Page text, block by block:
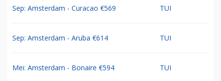
Sep: Amsterdam - Curacao €569 TUI
Sep: Amsterdam - Aruba €614 TUI
Mei: Amsterdam - Bonaire €594 TUI